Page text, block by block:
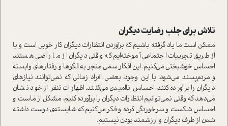
تلاش برای جلب رضایت دیگران
ممکن است ما یاد گرفته باشیم که برآوردن انتظارات دیگران کار خوبی است و یا
از طریق تجربیات اجتماعی آموخته‌ایم که وقتی دیگران از ما راضی هستند
احساس خوشبختی می‌کنیم. این افکار سمی منجر به الگوها و رفتارهای وابسته
و مردم‌پسند می‌شود. با این وجود، بعضی افراد زمانی که نمی‌توانند نیازهای
دیگران را برآورده کنند احساس ناامیدی می‌کنند. اظهارات تنفر از خود نشان
می‌دهد که وقتی نمی‌توانیم انتظارات دیگران را برآورده کنیم، مشکل از ماست و
احساس شکست و سرخوردگی کرده و فکر می‌کنیم که شایسته‌ی دوست داشته
شدن از طرف دیگران و ارزشمند بودن نیستیم.